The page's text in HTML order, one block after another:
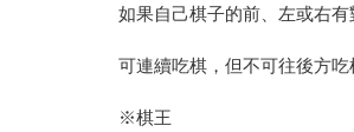
如果自己棋子的前、左或右
可連續吃棋，但不可往後方吃
※棋王